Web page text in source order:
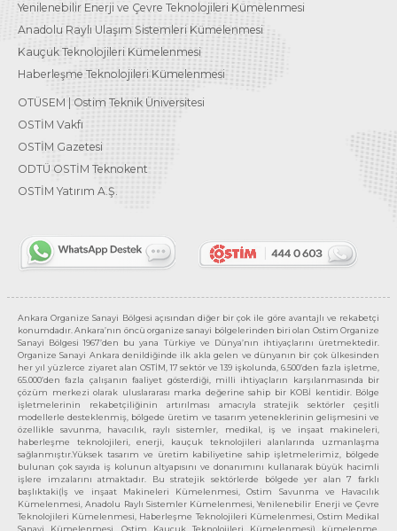
Yenilenebilir Enerji ve Çevre Teknolojileri Kümelenmesi
Anadolu Raylı Ulaşım Sistemleri Kümelenmesi
Kauçuk Teknolojileri Kümelenmesi
Haberleşme Teknolojileri Kümelenmesi
OTÜSEM | Ostim Teknik Üniversitesi
OSTİM Vakfı
OSTİM Gazetesi
ODTÜ OSTİM Teknokent
OSTİM Yatırım A.Ş.
Ankara Organize Sanayi Bölgesi açısından diğer bir çok ile göre avantajlı ve rekabetçi
konumdadır. Ankara’nın öncü organize sanayi bölgelerinden biri olan Ostim Organize
Sanayi Bölgesi 1967’den bu yana Türkiye ve Dünya’nın ihtiyaçlarını üretmektedir.
Organize Sanayi Ankara denildiğinde ilk akla gelen ve dünyanın bir çok ülkesinden
her yıl yüzlerce ziyaret alan OSTİM, 17 sektör ve 139 işkolunda, 6.500’den fazla işletme,
65.000’den fazla çalışanın faaliyet gösterdiği, milli ihtiyaçların karşılanmasında bir
çözüm merkezi olarak uluslararası marka değerine sahip bir KOBİ kentidir. Bölge
işletmelerinin rekabetçiliğinin artırılması amacıyla stratejik sektörler çeşitli
modellerle desteklenmiş, bölgede üretim ve tasarım yeteneklerinin gelişmesini ve
özellikle savunma, havacılık, raylı sistemler, medikal, iş ve inşaat makineleri,
haberleşme teknolojileri, enerji, kauçuk teknolojileri alanlarında uzmanlaşma
sağlanmıştır.Yüksek tasarım ve üretim kabiliyetine sahip işletmelerimiz, bölgede
bulunan çok sayıda iş kolunun altyapısını ve donanımını kullanarak büyük hacimli
işlere imzalarını atmaktadır. Bu stratejik sektörlerde bölgede yer alan 7 farklı
başlıktaki(İş ve inşaat Makineleri Kümelenmesi, Ostim Savunma ve Havacılık
Kümelenmesi, Anadolu Raylı Sistemler Kümelenmesi, Yenilenebilir Enerji ve Çevre
Teknolojileri Kümelenmesi, Haberleşme Teknolojileri Kümelenmesi, Ostim Medikal